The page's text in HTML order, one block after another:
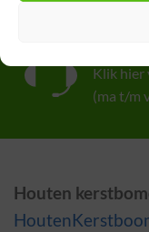
Klik hier
(ma t/m
Houten